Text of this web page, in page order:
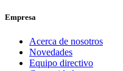
Empresa
Acerca de nosotros
Novedades
Equipo directivo